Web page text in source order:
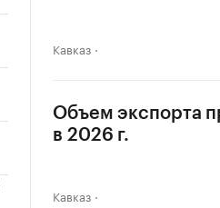
Кавказ
Объем экспорта
в 2026 г.
Кавказ